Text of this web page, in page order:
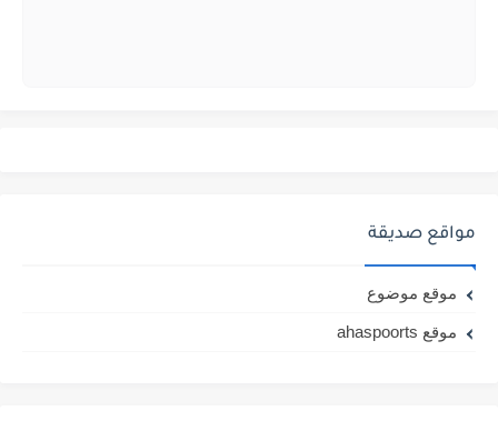
مواقع صديقة
موقع موضوع
موقع ahaspoorts